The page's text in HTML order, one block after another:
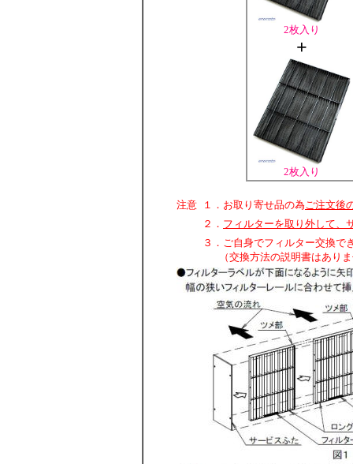
2枚入り
+
2枚入り
注意 １．お取り寄せ品の為ご注文後
２． フィルターを取り外して、
３．ご自身でフィルター交換で
（交換方法の説明書はありま